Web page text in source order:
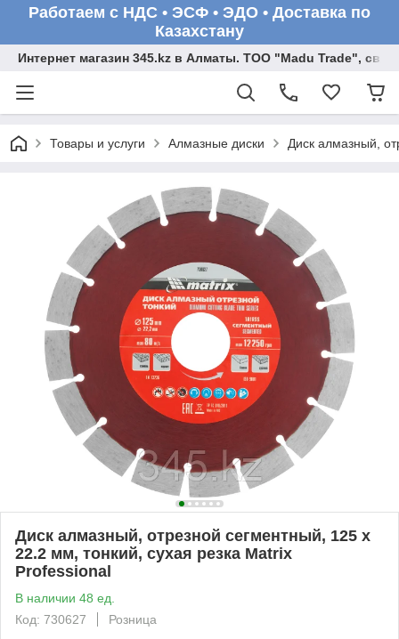
Работаем с НДС • ЭСФ • ЭДО • Доставка по
Казахстану
Интернет магазин 345.kz в Алматы. ТОО "Madu Trade",
Товары и услуги Алмазные диски Диск алмазный,
Диск алмазный, отрезной сегментный, 125 х
22.2 мм, тонкий, сухая резка Matrix
Professional
В наличии 48 ед.
Код: 730627
Розница